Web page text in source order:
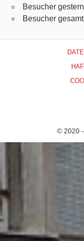
Besucher
Besucher
© 2020